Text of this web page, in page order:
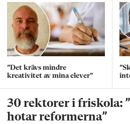
”Det krävs mindre
kreativitet av mina elever”
30 rektorer i friskola:
hotar reformerna”